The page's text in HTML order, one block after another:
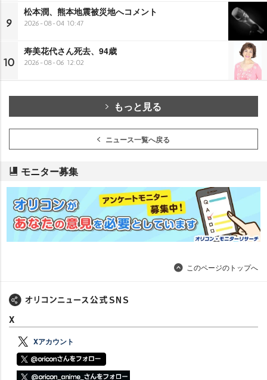
9
松本潤、熊本地震被災地へコメント
2026-08-04 10:47
10
寿美花代さん死去、94歳
2026-08-06 12:02
もっと見る
ニュース一覧へ戻る
モニター募集
このページのトップへ
X
Xアカウント